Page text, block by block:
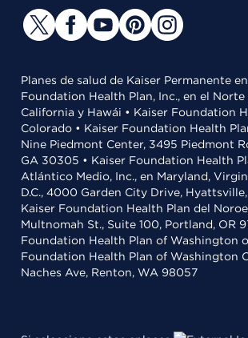
Planes de salud de Kaiser Permanente
Foundation Health Plan, Inc., en el Norte
California y Hawái • Kaiser Foundation
Colorado • Kaiser Foundation Health
Nine Piedmont Center, 3495 Piedmont
GA 30305 • Kaiser Foundation Health
Atlántico Medio, Inc., en Maryland,
D.C., 4000 Garden City Drive, Hyattsville,
Kaiser Foundation Health Plan del
Multnomah St., Suite 100, Portland, OR
Foundation Health Plan of Washington
Foundation Health Plan of Washington
Naches Ave, Renton, WA 98057